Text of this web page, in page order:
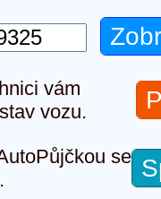
vám
vozu.
se